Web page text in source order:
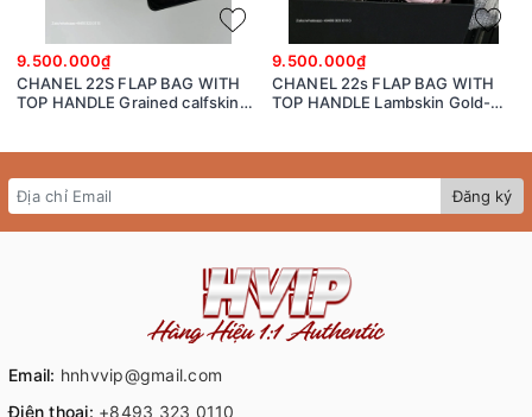
9.500.000₫
CHANEL 22S FLAP BAG WITH
TOP HANDLE Grained calfskin
9.500.000₫
CHANEL 22s FLAP BAG WITH
TOP HANDLE Lambskin Gold-
Đăng ký
Email: hnhvvip@gmail.com
Điện thoại: +8493 323 0110